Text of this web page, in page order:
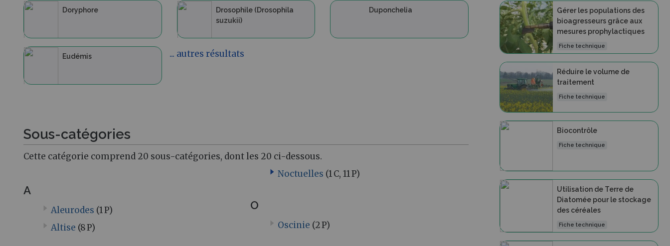
Doryphore
Drosophile (Drosophila
suzukii)
Duponchelia
Eudémis ... autres résultats
Sous-catégories
Cette catégorie comprend 20 sous-catégories, dont les 20 ci-dessous.
A
Aleurodes (1 P)
Altise (8 P)
Noctuelles (1 C, 11 P)
O
Oscinie (2 P)
Gérer les populations des
bioagresseurs grâce aux
mesures prophylactiques
Fiche technique
Réduire le volume de
traitement
Fiche technique
Biocontrôle
Fiche technique
Utilisation de Terre de
Diatomée pour le stockage
des céréales
Fiche technique